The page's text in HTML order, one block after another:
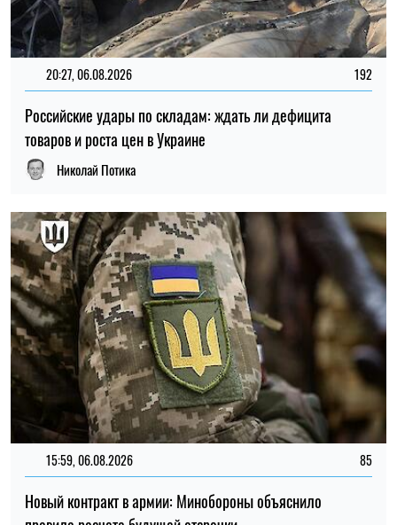
20:27, 06.08.2026 192
Российские удары по складам: ждать ли дефицита
товаров и роста цен в Украине
Николай Потика
15:59, 06.08.2026 85
Новый контракт в армии: Минобороны объяснило